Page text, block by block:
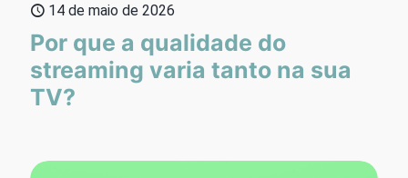
14 de maio de 2026
Por que a qualidade do
streaming varia tanto na sua
TV?